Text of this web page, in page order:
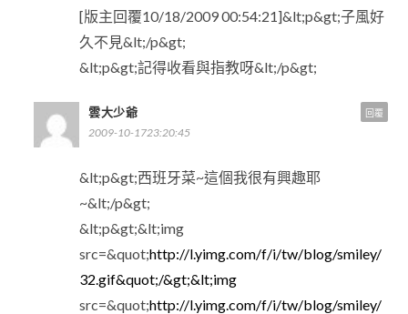
[版主回覆10/18/2009 00:54:21]&lt;p&gt;子風好
久不見&lt;/p&gt;
&lt;p&gt;記得收看與指教呀&lt;/p&gt;
雲大少爺
2009-10-1723:20:45
&lt;p&gt;西班牙菜~這個我很有興趣耶
~&lt;/p&gt;
&lt;p&gt;&lt;img
src=&quot;http://l.yimg.com/f/i/tw/blog/smiley/
32.gif&quot;/&gt;&lt;img
src=&quot;http://l.yimg.com/f/i/tw/blog/smiley/
回覆